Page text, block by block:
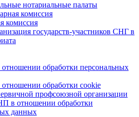
нотариальные палаты
комиссия
комиссия
государств-участников СНГ в
обработки персональных
обработки cookie
профсоюзной организации
в отношении обработки
данных